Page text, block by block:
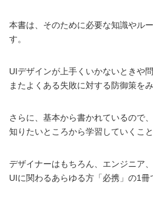
本書は、そのために必要な知識やル
す。
UIデザインが上手くいかないときや
またよくある失敗に対する防御策を
さらに、基本から書かれているので
知りたいところから学習していくこと
デザイナーはもちろん、エンジニア、
UIに関わるあらゆる方「必携」の1冊